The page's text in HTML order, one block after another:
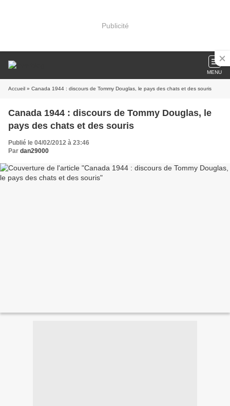
Publicité
MENU
Accueil » Canada 1944 : discours de Tommy Douglas, le pays des chats et des souris
Canada 1944 : discours de Tommy Douglas, le
pays des chats et des souris
Publié le 04/02/2012 à 23:46
Par dan29000